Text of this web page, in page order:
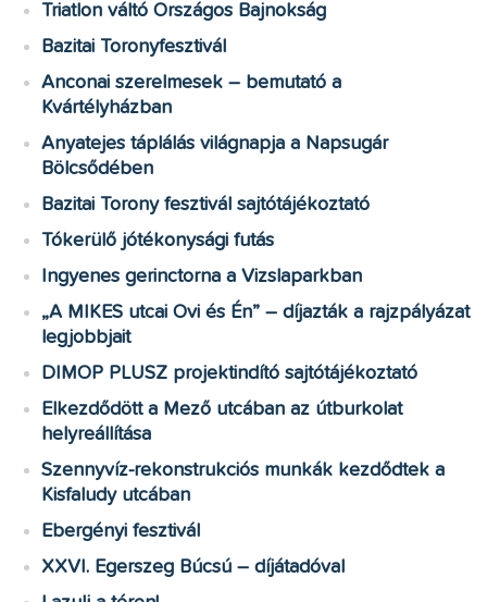
Triatlon váltó Országos Bajnokság
Bazitai Toronyfesztivál
Anconai szerelmesek – bemutató a
Kvártélyházban
Anyatejes táplálás világnapja a Napsugár
Bölcsődében
Bazitai Torony fesztivál sajtótájékoztató
Tókerülő jótékonysági futás
Ingyenes gerinctorna a Vizslaparkban
„A MIKES utcai Ovi és Én” – díjazták a rajzpályázat
legjobbjait
DIMOP PLUSZ projektindító sajtótájékoztató
Elkezdődött a Mező utcában az útburkolat
helyreállítása
Szennyvíz-rekonstrukciós munkák kezdődtek a
Kisfaludy utcában
Ebergényi fesztivál
XXVI. Egerszeg Búcsú – díjátadóval